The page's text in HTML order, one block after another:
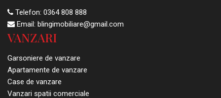
Telefon: 0364 808 888
Email: blingimobiliare@gmail.com
VANZARI
Garsoniere de vanzare
Apartamente de vanzare
Case de vanzare
Vanzari spatii comerciale